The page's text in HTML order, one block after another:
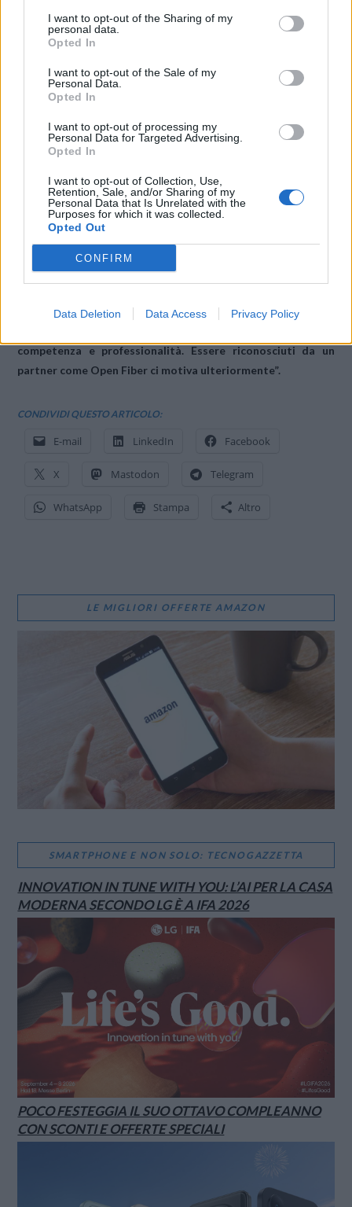
I want to opt-out of the Sharing of my
personal data.
Opted In
I want to opt-out of the Sale of my
Personal Data.
Opted In
I want to opt-out of processing my
Personal Data for Targeted Advertising.
Opted In
I want to opt-out of Collection, Use,
Retention, Sale, and/or Sharing of my
Personal Data that Is Unrelated with the
Purposes for which it was collected.
Opted Out
CONFIRM
Data Deletion Data Access Privacy Policy
Elisabetta Ripa, CEO di Open Fiber, ha dichiarato:
“L’infrastruttura ultrabroad FTTH si è dimostrata un
fattore chiave per accelerare la trasformazione digitale del
nostro paese sbloccando nuove opportunità per l’economia
digitale italiana, stimolando la produzione e promuovendo
delle soluzioni di rete ottica di Nokia accelererà
ulteriormente il nostro piano infrastrutturale FTTH
Giuseppina Di Foggia, amministratore delegato e VP Nokia
Italia, ha dichiarato:
fiducia nelle soluzioni ottiche di Nokia per espandere la
propria rete a banda ultra larga della nuova Gigabit Society.
centro di ricerca e sviluppo ottico a Vimercate, dove
competenza e professionalità. Essere riconosciuti da un
partner come Open Fiber ci motiva ulteriormente”.
CONDIVIDI QUESTO ARTICOLO:
E-mail LinkedIn Facebook
X Mastodon Telegram
WhatsApp Stampa Altro
LE MIGLIORI OFFERTE AMAZON
SMARTPHONE E NON SOLO: TECNOGAZZETTA
INNOVATION IN TUNE WITH YOU: L’AI PER LA CASA
MODERNA SECONDO LG È A IFA 2026
POCO FESTEGGIA IL SUO OTTAVO COMPLEANNO
CON SCONTI E OFFERTE SPECIALI